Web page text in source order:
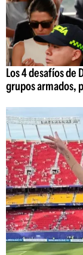
Los 4 desafíos de
grupos armados,